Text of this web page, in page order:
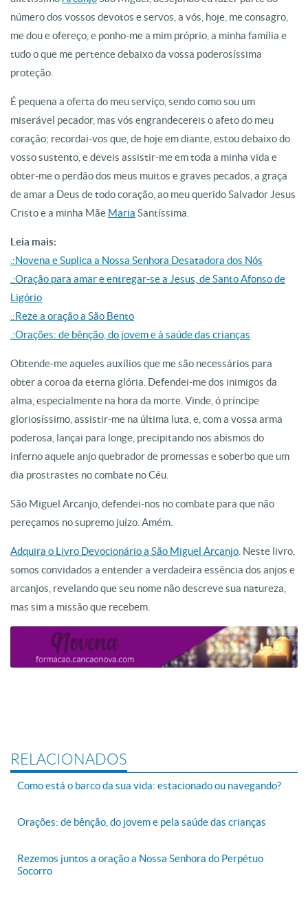
número dos vossos devotos e servos, a vós, hoje, me consagro,
me dou e ofereço, e ponho-me a mim próprio, a minha família e
tudo o que me pertence debaixo da vossa poderosíssima
proteção.
É pequena a oferta do meu serviço, sendo como sou um
miserável pecador, mas vós engrandecereis o afeto do meu
coração; recordai-vos que, de hoje em diante, estou debaixo do
vosso sustento, e deveis assistir-me em toda a minha vida e
obter-me o perdão dos meus muitos e graves pecados, a graça
de amar a Deus de todo coração, ao meu querido Salvador Jesus
Cristo e a minha Mãe Maria Santíssima.
Leia mais:
.:Novena e Suplica a Nossa Senhora Desatadora dos Nós
.:Oração para amar e entregar-se a Jesus, de Santo Afonso de
Ligório
.:Reze a oração a São Bento
.:Orações: de bênção, do jovem e à saúde das crianças
Obtende-me aqueles auxílios que me são necessários para
obter a coroa da eterna glória. Defendei-me dos inimigos da
alma, especialmente na hora da morte. Vinde, ó príncipe
gloriosíssimo, assistir-me na última luta, e, com a vossa arma
poderosa, lançai para longe, precipitando nos abismos do
inferno aquele anjo quebrador de promessas e soberbo que um
dia prostrastes no combate no Céu.
São Miguel Arcanjo, defendei-nos no combate para que não
pereçamos no supremo juízo. Amém.
Adquira o Livro Devocionário a São Miguel Arcanjo . Neste livro,
somos convidados a entender a verdadeira essência dos anjos e
arcanjos, revelando que seu nome não descreve sua natureza,
mas sim a missão que recebem.
RELACIONADOS
Como está o barco da sua vida: estacionado ou navegando?
Orações: de bênção, do jovem e pela saúde das crianças
Rezemos juntos a oração a Nossa Senhora do Perpétuo
Socorro